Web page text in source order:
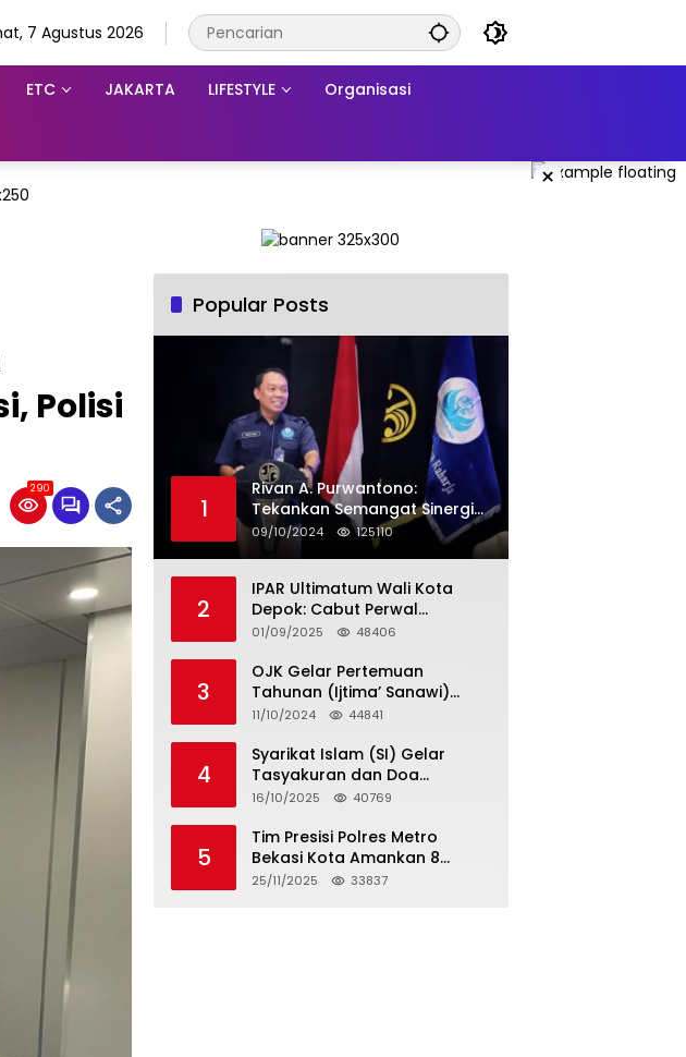
7 Agustus 2026
ETC JAKARTA LIFESTYLE Organisasi
×
Polisi
290
Popular Posts
1
Rivan A. Purwantono:
Tekankan Semangat Sinergi
dan Kolaborasi dalam
Rakernas Serikat Pekerja Jasa
09/10/2024 125110
2
IPAR Ultimatum Wali Kota
Depok: Cabut Perwal
Tunjangan DPRD Rp40 Juta
Aksi Rakyat
01/09/2025 48406
3
OJK Gelar Pertemuan
Tahunan (Ijtima’ Sanawi)
Dewan Pengawas Syariah
11/10/2024 44841
4
Syarikat Islam (SI) Gelar
Tasyakuran dan Doa
Bersama Organisasi
16/10/2025 40769
5
Tim Presisi Polres Metro
Bekasi Kota Amankan 8
Remaja Diduga Hendak
25/11/2025 33837